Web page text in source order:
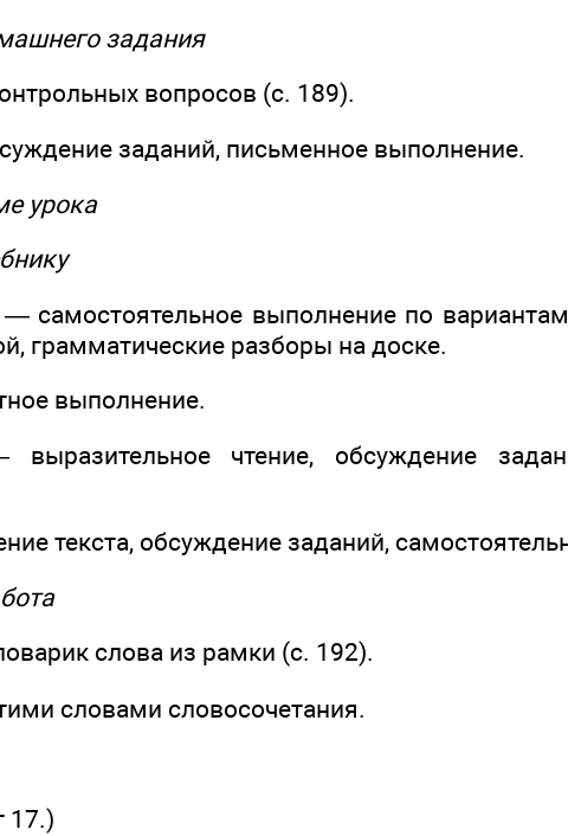
задания
вопросов (с. 189).
заданий, письменное выполнение.
урока
самостоятельное выполнение по
грамматические разборы на доске.
выполнение.
чтение, обсуждение
текста, обсуждение заданий,
слова из рамки (с. 192).
словами словосочетания.
17.)